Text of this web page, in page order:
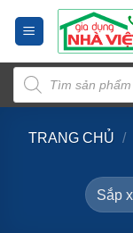
dung
Tìm
kiếm
sản
phẩm
TRANG CHỦ /